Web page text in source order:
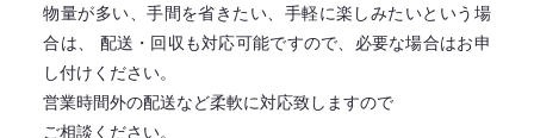
物量が多い、手間を省きたい、手軽に楽しみたいという場
合は、
配送・回収も対応可能ですので、必要な場合はお申
し付けください。
営業時間外の配送など柔軟に対応致しますので
ご相談ください。